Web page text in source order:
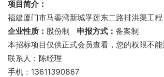
项目简介：
福建厦门市马銮湾新城孚莲东二路排洪渠工
企业性质： 股份制 申报方式： 备案制
本招标项目仅供正式会员查看，您的权限不
联系人：陈经理
手机：13611390867